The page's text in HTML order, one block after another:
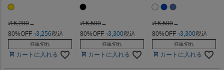
¥16,280→
80%OFF ¥3,256税込
在庫切れ
カートに入れる
¥16,500→
80%OFF ¥3,300税込
在庫切れ
カートに入れる
¥16,500→
80%OFF ¥3,300税込
在庫切れ
カートに入れる